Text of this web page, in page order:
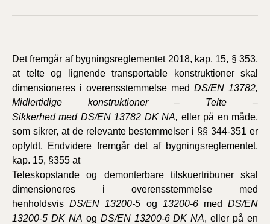
Det fremgår af bygningsreglementet 2018, kap. 15, § 353,
at telte og lignende transportable konstruktioner skal
dimensioneres i overensstemmelse med DS/EN 13782,
Midlertidige konstruktioner – Telte –
Sikkerhed med DS/EN 13782 DK NA, eller på en måde,
som sikrer, at de relevante bestemmelser i §§ 344-351 er
opfyldt. Endvidere fremgår det af bygningsreglementet,
kap. 15, §355 at
Teleskopstande og demonterbare tilskuertribuner skal
dimensioneres i overensstemmelse med
henholdsvisDS/EN 13200-5 og 13200-6medDS/EN
13200-5 DK NA og DS/EN 13200-6 DK NA, eller på en